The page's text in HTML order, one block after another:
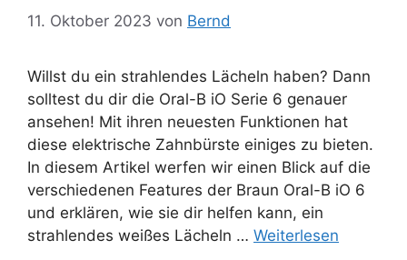
11. Oktober 2023 von Bernd
Willst du ein strahlendes Lächeln haben? Dann
solltest du dir die Oral-B iO Serie 6 genauer
ansehen! Mit ihren neuesten Funktionen hat
diese elektrische Zahnbürste einiges zu bieten.
In diesem Artikel werfen wir einen Blick auf die
verschiedenen Features der Braun Oral-B iO 6
und erklären, wie sie dir helfen kann, ein
strahlendes weißes Lächeln … Weiterlesen